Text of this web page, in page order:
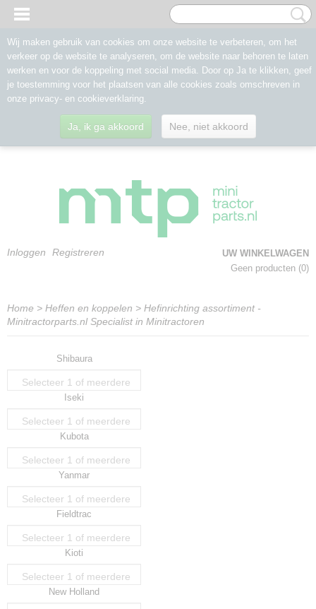
Inloggen Registreren
UW WINKELWAGEN
Geen producten (0)
Home > Heffen en koppelen > Hefinrichting assortiment -
Minitractorparts.nl Specialist in Minitractoren
Shibaura
Selecteer 1 of meerdere
opties
Iseki
Selecteer 1 of meerdere
opties
Kubota
Selecteer 1 of meerdere
opties
Yanmar
Selecteer 1 of meerdere
opties
Fieldtrac
Selecteer 1 of meerdere
opties
Kioti
Selecteer 1 of meerdere
opties
New Holland
Wij maken gebruik van cookies om onze website te verbeteren, om het
verkeer op de website te analyseren, om de website naar behoren te laten
werken en voor de koppeling met social media. Door op Ja te klikken, geef
je toestemming voor het plaatsen van alle cookies zoals omschreven in
onze privacy- en cookieverklaring.
Ja, ik ga akkoord Nee, niet akkoord